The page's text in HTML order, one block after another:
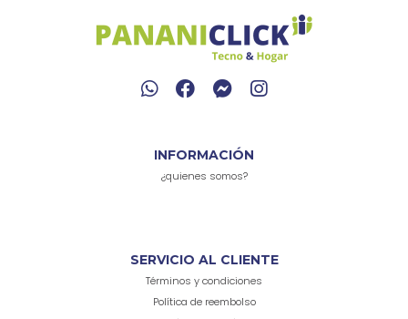
INFORMACIÓN
¿quienes somos?
SERVICIO AL CLIENTE
Términos y condiciones
Política de reembolso